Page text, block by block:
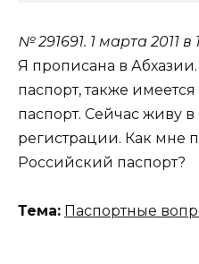
№ 291691. 1 марта 2011 в
Я прописана в Абхазии.
паспорт, также
паспорт. Сейчас живу
регистрации. Как мне
Российский паспорт?
Тема: Паспортные